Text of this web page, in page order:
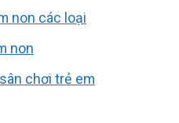
non các loại
non
chơi trẻ em